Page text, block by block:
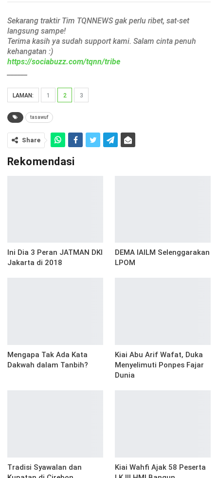
Sekarang traktir Tim TQNNEWS gak perlu ribet, sat-set
langsung sampe!
Terima kasih ya sudah support kami. Salam cinta penuh
kehangatan :)
https://sociabuzz.com/tqnn/tribe
LAMAN: 1 2 3
tasawuf
Share
Rekomendasi
Ini Dia 3 Peran JATMAN DKI
Jakarta di 2018
DEMA IAILM Selenggarakan
LPOM
Mengapa Tak Ada Kata
Dakwah dalam Tanbih?
Kiai Abu Arif Wafat, Duka
Menyelimuti Ponpes Fajar
Dunia
Tradisi Syawalan dan
Kiai Wahfi Ajak 58 Peserta